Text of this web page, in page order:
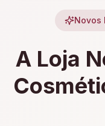
Novos
A Loja